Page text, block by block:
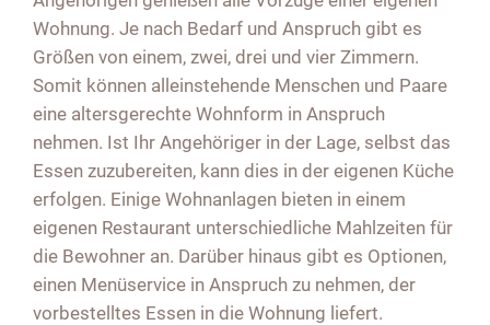
Wohnung. Je nach Bedarf und Anspruch gibt es
Größen von einem, zwei, drei und vier Zimmern.
Somit können alleinstehende Menschen und Paare
eine altersgerechte Wohnform in Anspruch
nehmen. Ist Ihr Angehöriger in der Lage, selbst das
Essen zuzubereiten, kann dies in der eigenen Küche
erfolgen. Einige Wohnanlagen bieten in einem
eigenen Restaurant unterschiedliche Mahlzeiten für
die Bewohner an. Darüber hinaus gibt es Optionen,
einen Menüservice in Anspruch zu nehmen, der
vorbestelltes Essen in die Wohnung liefert.